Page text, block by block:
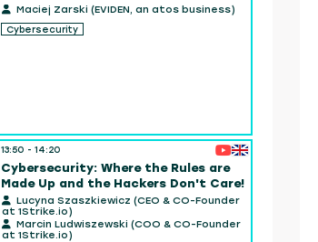
Maciej Zarski (EVIDEN, an atos business)
Cybersecurity
13:50 - 14:20
Cybersecurity: Where the Rules are
Made Up and the Hackers Don't Care!
Lucyna Szaszkiewicz (CEO & CO-Founder
at 1Strike.io)
Marcin Ludwiszewski (COO & CO-Founder
at 1Strike.io)